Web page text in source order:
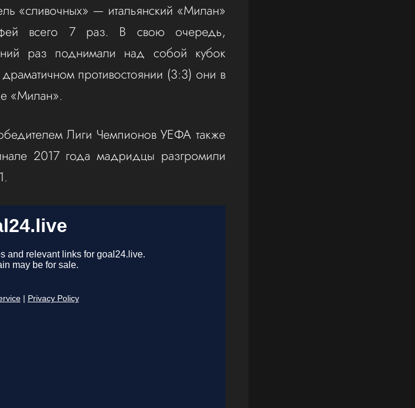
«сливочных» — итальянский «Милан»
всего 7 раз. В свою очередь,
раз поднимали над собой кубок
противостоянии (3:3) они в
«Милан».
Лиги Чемпионов УЕФА также
2017 года мадридцы разгромили